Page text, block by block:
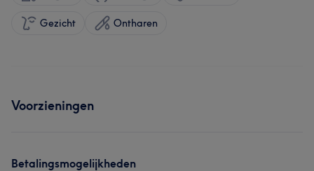
Gezicht Ontharen
Voorzieningen
Betalingsmogelijkheden